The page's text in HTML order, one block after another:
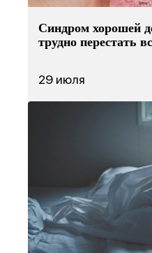
Синдром хорошей
трудно перестать
29 июля